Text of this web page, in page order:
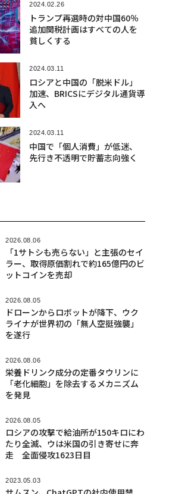
2024.02.26
トランプ再選時の対中国60％
追加関税計画はすべての人を
貧しくする
2024.03.11
ロシアと中国の「脱米ドル」
加速、BRICSにデジタル通貨導
入へ
2024.03.11
中国で「個人消費」が低迷、
先行き不透明で貯蓄志向強く
2026.08.06
「1サトシも売らない」と主張のセイ
ラー、取得原価割れで約165億円のビ
ットコインを売却
2026.08.05
ドローンからロボットが降下、ウク
ライナが世界初の「無人空挺強襲」
を遂行
2026.08.06
栄養ドリンク成分の定番タウリンに
「老化細胞」を除去するメカニズム
を発見
2026.08.05
ロシアの攻撃で給油所が150キロにわ
たり全滅、ウは米国の引き寄せに奔
走 全面侵攻1623日目
2023.05.03